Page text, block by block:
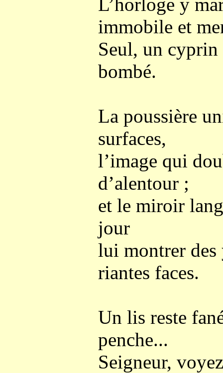
immobile et
Seul, un
bombé.
La poussière
surfaces,
l’image qui
d’alentour ;
et le miroir
jour
lui montrer des
riantes faces.
Un lis reste
penche...
Seigneur,